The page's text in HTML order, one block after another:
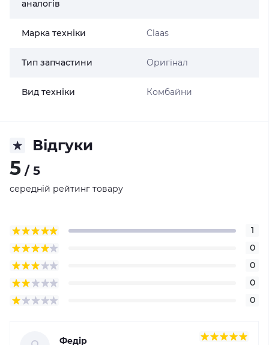
аналогів
Марка техніки Claas
Тип запчастини Оригінал
Вид техніки Комбайни
Відгуки
5 / 5
середній рейтинг товару
1
0
0
0
0
Федір